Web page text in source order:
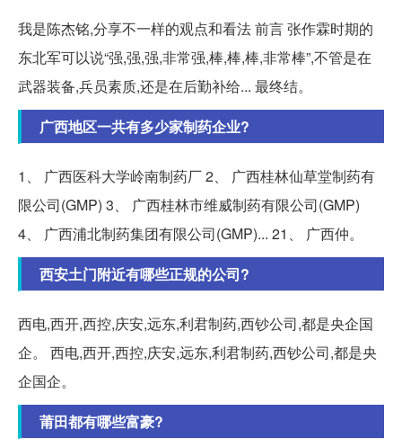
我是陈杰铭,分享不一样的观点和看法 前言 张作霖时期的
东北军可以说“强,强,强,非常强,棒,棒,棒,非常棒”,不管是在
武器装备,兵员素质,还是在后勤补给... 最终结。
广西地区一共有多少家制药企业?
1、 广西医科大学岭南制药厂 2、 广西桂林仙草堂制药有
限公司(GMP) 3、 广西桂林市维威制药有限公司(GMP)
4、 广西浦北制药集团有限公司(GMP)... 21、 广西仲。
西安土门附近有哪些正规的公司?
西电,西开,西控,庆安,远东,利君制药,西钞公司,都是央企国
企。 西电,西开,西控,庆安,远东,利君制药,西钞公司,都是央
企国企。
莆田都有哪些富豪?